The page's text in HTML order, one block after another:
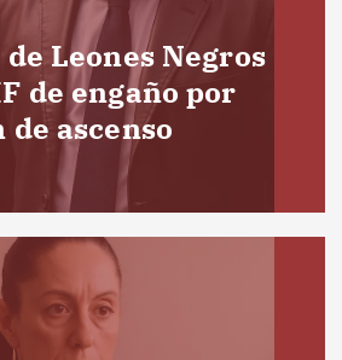
Leones Negros
de engaño por
de ascenso